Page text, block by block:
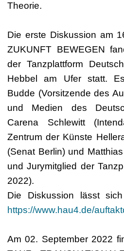
Theorie.
Die erste Diskussion am
ZUKUNFT BEWEGEN
der Tanzplattform
Hebbel am Ufer statt.
Budde (Vorsitzende des
und Medien des
Carena Schlewitt
Zentrum der Künste
(Senat Berlin) und
und Jurymitglied der
2022).
Die Diskussion lässt
https://www.hau4.de/
Am 02. September 2022